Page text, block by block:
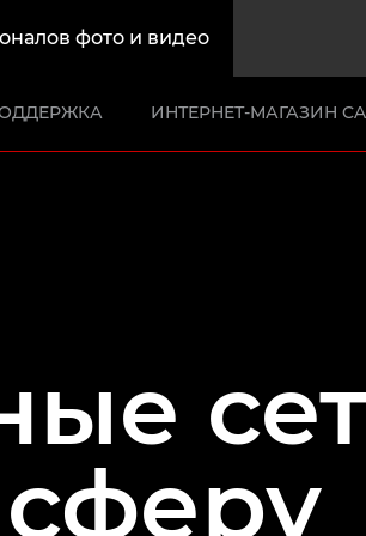
фото и видео
ИНТЕРНЕТ-МАГАЗИН